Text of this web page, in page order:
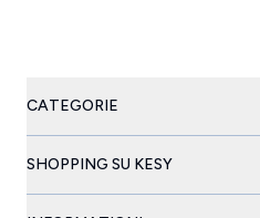
CATEGORIE
SHOPPING SU KESY